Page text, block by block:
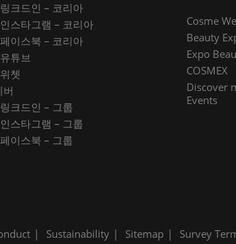
링크드인 – 코리아
인스타그램 – 코리아
페이스북 – 코리아
유튜브
위쳇
버
링크드인 – 그룹
인스타그램 – 그룹
페이스북 – 그룹
Cosme
Beauty
Expo
COSMEX
Discover
Events
Sustainability Sitemap Survey